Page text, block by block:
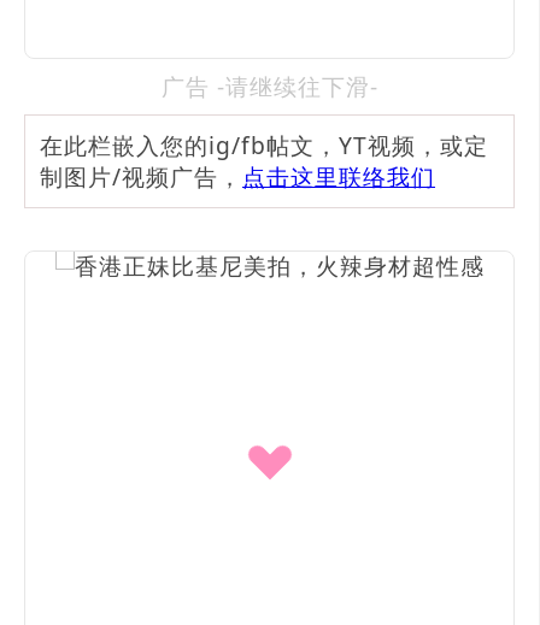
广告 -请继续往下滑-
在此栏嵌入您的ig/fb帖文，YT视频，或定
制图片/视频广告， 点击这里联络我们